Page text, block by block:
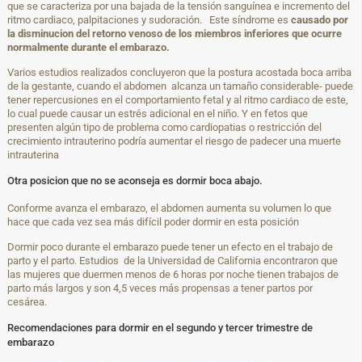
que se caracteriza por una bajada de la tensión sanguínea e incremento del
ritmo cardiaco, palpitaciones y sudoración. Este síndrome es causado por
la disminucion del retorno venoso de los miembros inferiores que ocurre
normalmente durante el embarazo.
Varios estudios realizados concluyeron que la postura acostada boca arriba
de la gestante, cuando el abdomen alcanza un tamaño considerable- puede
tener repercusiones en el comportamiento fetal y al ritmo cardiaco de este,
lo cual puede causar un estrés adicional en el niño. Y en fetos que
presenten algún tipo de problema como cardiopatias o restricción del
crecimiento intrauterino podría aumentar el riesgo de padecer una muerte
intrauterina
Otra posicion que no se aconseja es dormir boca abajo.
Conforme avanza el embarazo, el abdomen aumenta su volumen lo que
hace que cada vez sea más difícil poder dormir en esta posición
Dormir poco durante el embarazo puede tener un efecto en el trabajo de
parto y el parto. Estudios de la Universidad de California encontraron que
las mujeres que duermen menos de 6 horas por noche tienen trabajos de
parto más largos y son 4,5 veces más propensas a tener partos por
cesárea.
Recomendaciones para dormir en el segundo y tercer trimestre de
embarazo